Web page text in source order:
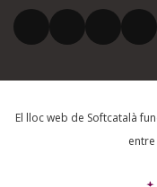
El vostre correu
Què proposeu?
El lloc web de Softcatalà